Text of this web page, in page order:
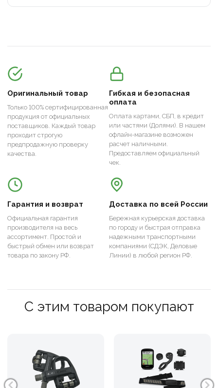
Оригинальный товар
Только 100% сертифицированная
продукция от официальных
поставщиков. Каждый товар
проходит строгую
предпродажную проверку
качества.
Гибкая и безопасная
оплата
Оплата картами, СБП, в кредит
или частями (Долями). В нашем
офлайн-магазине возможен
расчет наличными.
Предоставляем официальный
чек.
Гарантия и возврат
Официальная гарантия
производителя на весь
ассортимент. Простой и
быстрый обмен или возврат
товара по закону РФ.
Доставка по всей России
Бережная курьерская доставка
по городу и быстрая отправка
надежными транспортными
компаниями (СДЭК, Деловые
Линии) в любой регион РФ.
С этим товаром покупают